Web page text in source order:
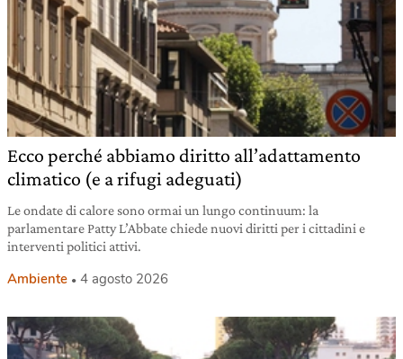
Ecco perché abbiamo diritto all’adattamento
climatico (e a rifugi adeguati)
Le ondate di calore sono ormai un lungo continuum: la
parlamentare Patty L’Abbate chiede nuovi diritti per i cittadini e
interventi politici attivi.
Ambiente 4 agosto 2026